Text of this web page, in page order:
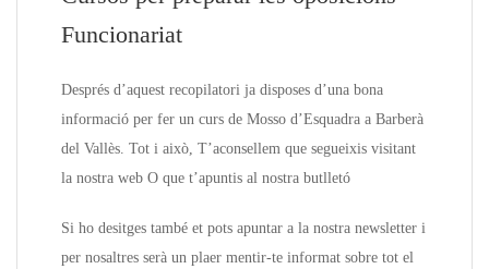
Funcionariat
Després d’aquest recopilatori ja disposes d’una bona
informació per fer un curs de Mosso d’Esquadra a Barberà
del Vallès. Tot i això, T’aconsellem que segueixis visitant
la nostra web O que t’apuntis al nostra butlletó
Si ho desitges també et pots apuntar a la nostra newsletter i
per nosaltres serà un plaer mentir-te informat sobre tot el